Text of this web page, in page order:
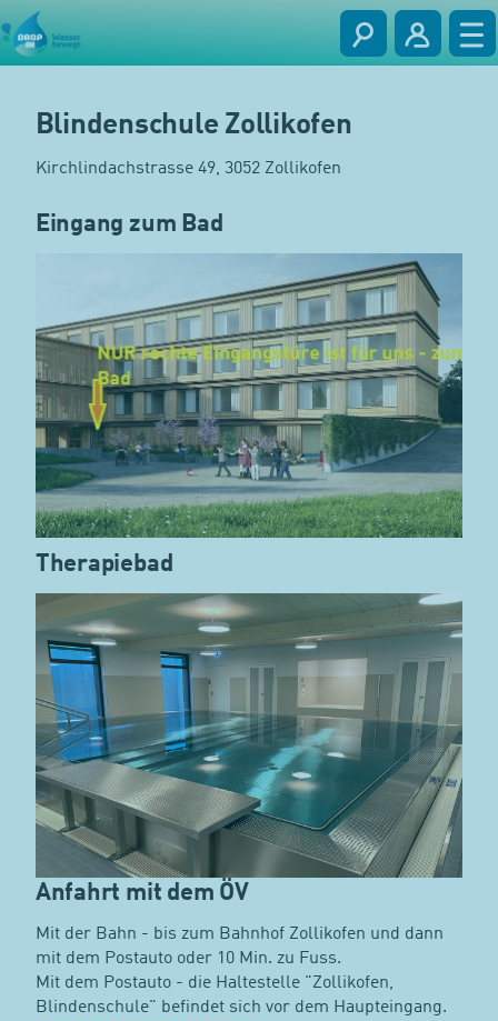
Blindenschule Zollikofen
Kirchlindachstrasse 49, 3052 Zollikofen
Eingang zum Bad
Therapiebad
Anfahrt mit dem ÖV
Mit der Bahn - bis zum Bahnhof Zollikofen und dann
mit dem Postauto oder 10 Min. zu Fuss.
Mit dem Postauto - die Haltestelle "Zollikofen,
Blindenschule" befindet sich vor dem Haupteingang.